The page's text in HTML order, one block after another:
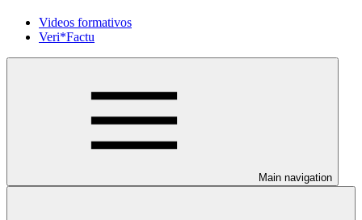
Videos formativos
Veri*Factu
Main navigation